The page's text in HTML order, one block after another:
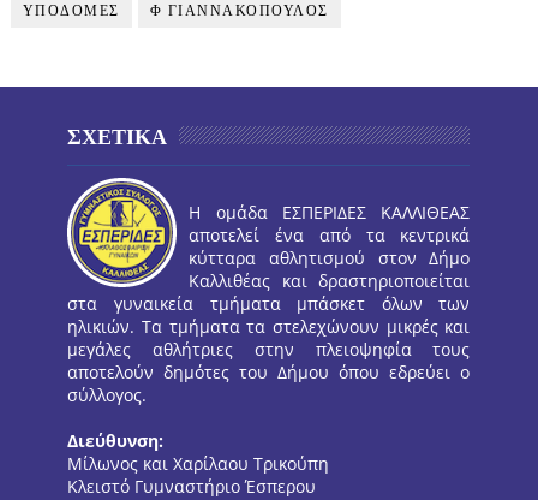
ΥΠΟΔΟΜΕΣ Φ ΓΙΑΝΝΑΚΟΠΟΥΛΟΣ
ΣΧΕΤΙΚΑ
Η ομάδα ΕΣΠΕΡΙΔΕΣ ΚΑΛΛΙΘΕΑΣ
αποτελεί ένα από τα κεντρικά
κύτταρα αθλητισμού στον Δήμο
Καλλιθέας και δραστηριοποιείται
στα γυναικεία τμήματα μπάσκετ όλων των
ηλικιών. Τα τμήματα τα στελεχώνουν μικρές και
μεγάλες αθλήτριες στην πλειοψηφία τους
αποτελούν δημότες του Δήμου όπου εδρεύει ο
σύλλογος.
Διεύθυνση:
Μίλωνος και Χαρίλαου Τρικούπη
Κλειστό Γυμναστήριο Έσπερου